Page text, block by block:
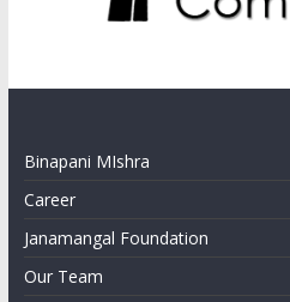
Binapani MIshra
Career
Janamangal Foundation
Our Team